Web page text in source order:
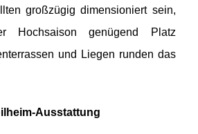
großzügig dimensioniert sein,
genügend Platz
und Liegen runden das
Ausstattung